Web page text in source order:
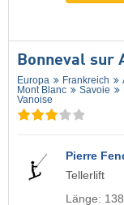
Bonneval sur
Europa Frankreich
Mont Blanc
Savoie
Vanoise
Pierre
Tellerlift
Länge: